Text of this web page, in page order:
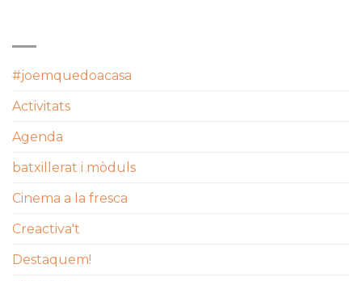
#joemquedoacasa
Activitats
Agenda
batxillerat i mòduls
Cinema a la fresca
Creactiva't
Destaquem!